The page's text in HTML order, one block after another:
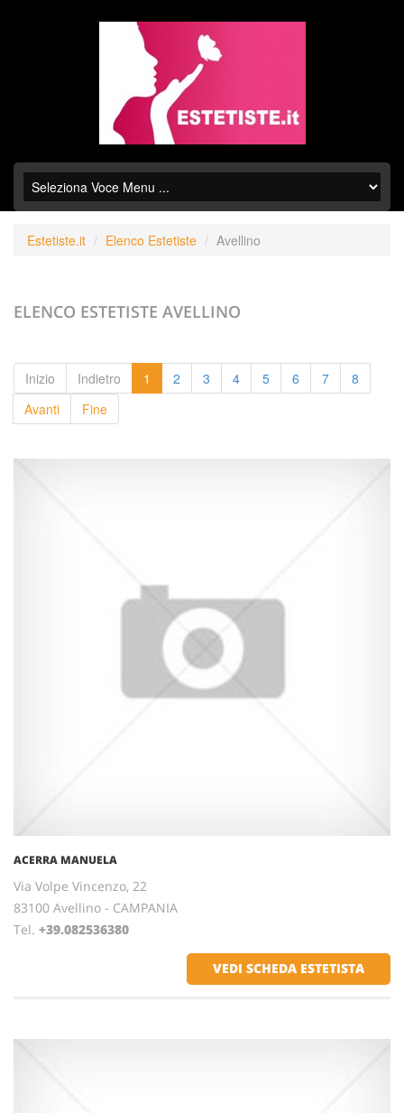
Estetiste.it Elenco Estetiste Avellino
ELENCO ESTETISTE AVELLINO
Inizio Indietro 1 2 3 4 5 6 7
8
Avanti
Fine
ACERRA MANUELA
Via Volpe Vincenzo, 22
83100 Avellino - CAMPANIA
Tel. +39.082536380
VEDI SCHEDA ESTETISTA